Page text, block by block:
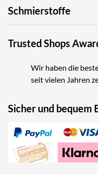
Schmierstoffe
Trusted Shops
Wir haben die
seit vielen Jahren
Sicher und bequem